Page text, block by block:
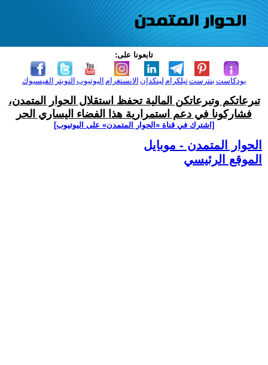
تابعونا على:
الفيسبوك التويتر اليوتيوب الانستغرام لينكدإن تيلكرامبنترست بودكاست
تبرعاتكم وتبرعاتكن المالية تحفظ استقلال الحوار المتمدن،
فشاركونا في دعم استمرارية هذا الفضاء اليساري الحر
[اشترك في قناة ‫«الحوار المتمدن» على اليوتيوب]
الحوار المتمدن - موبايل
الموقع الرئيسي